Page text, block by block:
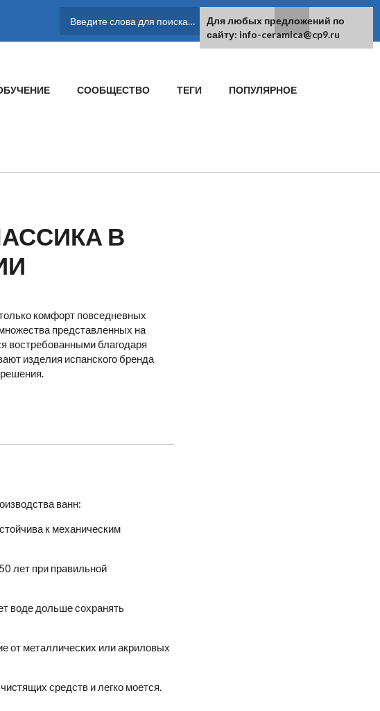
ФОРМА ПОИСКА
СООБЩЕСТВО ТЕГИ ПОПУЛЯРНОЕ
В
комфорт повседневных
представленных на
востребованными благодаря
изделия испанского бренда
ванн:
к механическим
лет при правильной
воде дольше сохранять
от металлических или акриловых
средств и легко моется.
Для любых предложений по
сайту: info-ceramica@cp9.ru